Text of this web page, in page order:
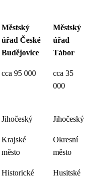
Městský
úřad České
Budějovice
Městský
úřad
Tábor
cca 95 000
cca 35
000
Jihočeský Jihočeský
Krajské
město
Okresní
město
Historické
Husitské